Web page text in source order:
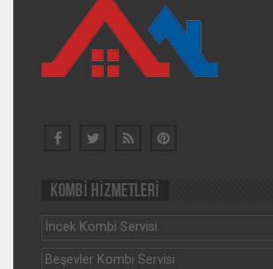
KOMBİ HİZMETLERİ
İncek Kombi Servisi
Beşevler Kombi Servisi